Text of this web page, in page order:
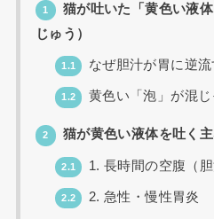
1
猫が吐いた「黄色い液
じゅう）
1.1 なぜ胆汁が胃に逆
1.2 黄色い「泡」が混
2 猫が黄色い液体を吐く
2.1 1. 長時間の空腹（胆
2.2 2. 急性・慢性胃炎